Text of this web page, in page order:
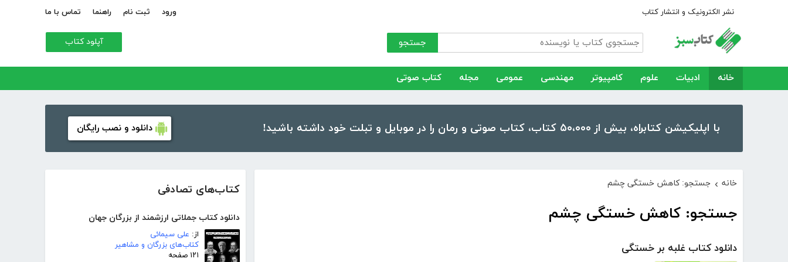
نشر الکترونیک و انتشار کتاب ورود ثبت نام راهنما تماس با ما
جستجو آپلود کتاب
خانه ادبیات علوم کامپیوتر مهندسی عمومی مجله کتاب صوتی
با اپلیکیشن کتابراه، بیش از ۵۰،۰۰۰ کتاب، کتاب صوتی و رمان را در موبایل و تبلت خود داشته باشید! دانلود و نصب رایگان
کتاب‌های تصادفی
دانلود کتاب جملاتی ارزشمند از بزرگان جهان
از: علی سیمائی
کتاب‌های بزرگان و مشاهیر
۱۲۱ صفحه
خانه › جستجو: کاهش خستگی چشم
جستجو: کاهش خستگی چشم
دانلود کتاب غلبه بر خستگی